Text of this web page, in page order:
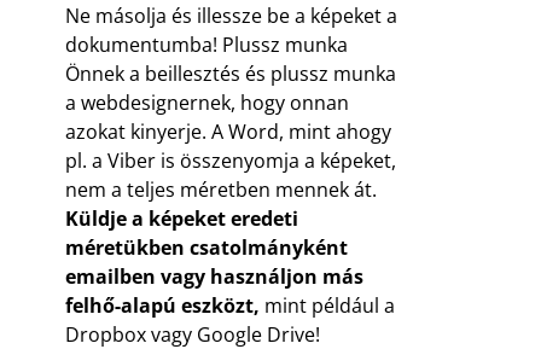
Ne másolja és illessze be a képeket a
dokumentumba! Plussz munka
Önnek a beillesztés és plussz munka
a webdesignernek, hogy onnan
azokat kinyerje. A Word, mint ahogy
pl. a Viber is összenyomja a képeket,
nem a teljes méretben mennek át.
Küldje a képeket eredeti
méretükben csatolmányként
emailben vagy használjon más
felhő-alapú eszközt, mint például a
Dropbox vagy Google Drive!